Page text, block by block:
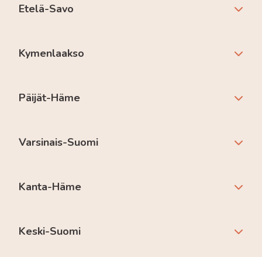
Etelä-Savo
Kymenlaakso
Päijät-Häme
Varsinais-Suomi
Kanta-Häme
Keski-Suomi